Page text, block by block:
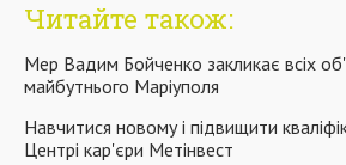
Читайте також:
Мер Вадим Бойченко закликає всіх
майбутнього Маріуполя
Навчитися новому і підвищити
Центрі кар'єри Метінвест